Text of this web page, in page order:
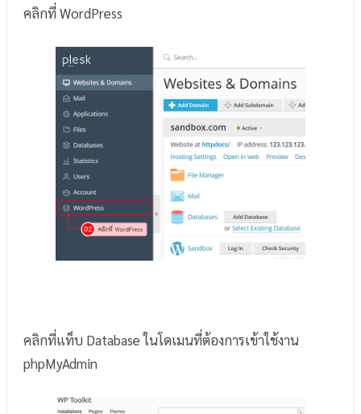
คลิกที่ WordPress
คลิกที่แท็บ Database ในโดเมนที่ต้องการเข้าใช้งาน
phpMyAdmin